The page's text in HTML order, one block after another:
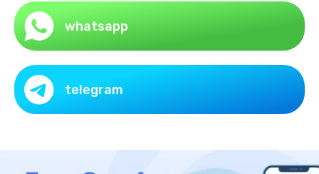
whatsapp
telegram